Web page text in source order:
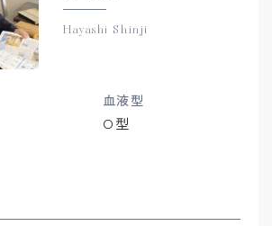
Hayashi Shinji
血液型
O型